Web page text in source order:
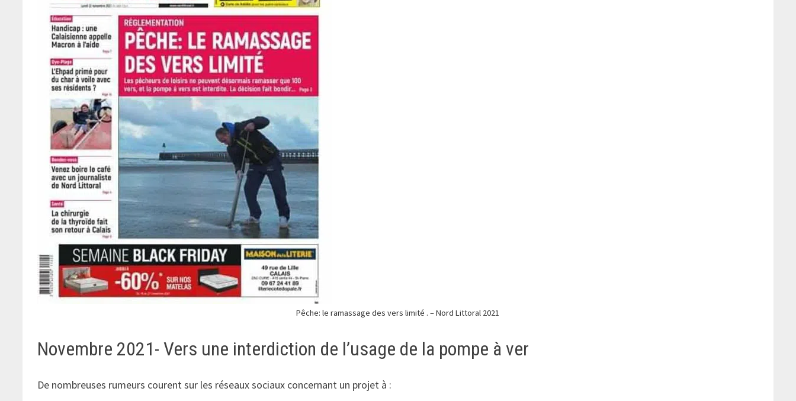
Pêche: le ramassage des vers limité . – Nord Littoral 2021
Novembre 2021- Vers une interdiction de l’usage de la pompe à ver
De nombreuses rumeurs courent sur les réseaux sociaux concernant un projet à :